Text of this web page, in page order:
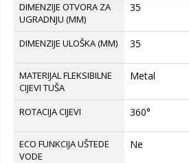
DIMENZIJE OTVORA ZA
UGRADNJU (MM)
35
DIMENZIJE ULOŠKA (MM) 35
MATERIJAL FLEKSIBILNE
CIJEVI TUŠA
Metal
ROTACIJA CIJEVI 360°
ECO FUNKCIJA UŠTEDE
VODE
Ne